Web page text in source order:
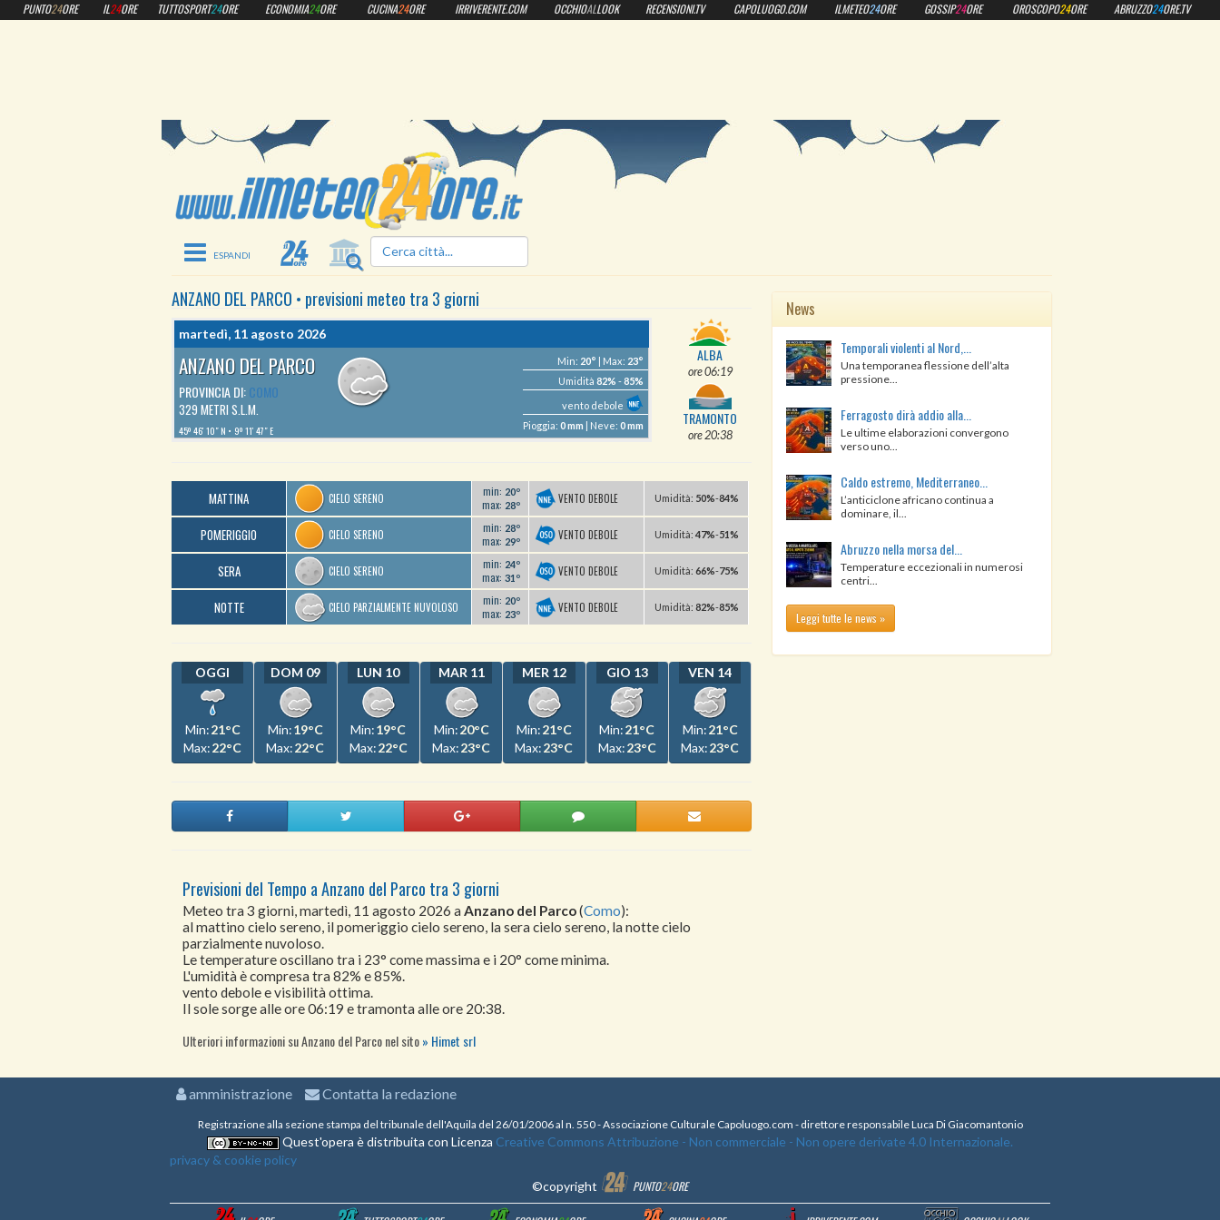
ilmeteo24ore.it
Toggle navigation
ANZANO DEL PARCO • previsioni meteo tra 3 giorni
martedì, 11 agosto 2026
ANZANO DEL PARCO
PROVINCIA DI:COMO
329 METRI S.L.M.
45º 46′ 10″ N 9º 11′ 47″ E
Min: 20° | Max: 23°
Umidità82%-85%
vento debole
Pioggia:0 mm | Neve:0 mm
ALBA
ore 06:19
TRAMONTO
ore 20:38
MATTINA CIELO SERENO min: 20º
max: 28º VENTO DEBOLE Umidità: 50%-84%
POMERIGGIO CIELO SERENO min: 28º
max: 29º VENTO DEBOLE Umidità: 47%-51%
SERA CIELO SERENO min: 24º
max: 31º VENTO DEBOLE Umidità: 66%-75%
NOTTE CIELO PARZIALMENTE NUVOLOSO min: 20º
max: 23º VENTO DEBOLE Umidità: 82%-85%
OGGI
Min:21°C
Max:22°C
DOM 09
Min:19°C
Max:22°C
LUN 10
Min:19°C
Max:22°C
MAR 11
Min:20°C
Max:23°C
MER 12
Min:21°C
Max:23°C
GIO 13
Min:21°C
Max:23°C
VEN 14
Min:21°C
Max:23°C
Previsioni del Tempo a Anzano del Parco tra 3 giorni
Meteo tra 3 giorni, martedì, 11 agosto 2026 a Anzano del Parco(Como):
al mattino cielo sereno, il pomeriggio cielo sereno, la sera cielo sereno, la notte cielo
parzialmente nuvoloso.
Le temperature oscillano tra i 23° come massima e i 20° come minima.
L'umidità è compresa tra 82% e 85%.
vento debole e visibilità ottima.
Il sole sorge alle ore 06:19 e tramonta alle ore 20:38.
Ulteriori informazioni su Anzano del Parco nel sito Himet srl
News
Temporali violenti al Nord,...
Una temporanea flessione dell’alta
pressione...
Ferragosto dirà addio alla...
Le ultime elaborazioni convergono
verso uno...
Caldo estremo, Mediterraneo...
L’anticiclone africano continua a
dominare, il...
Abruzzo nella morsa del...
Temperature eccezionali in numerosi
centri...
Leggi tutte le news »
PUNTO24ORE IL24ORE TUTTOSPORT24ORE ECONOMIA24ORE CUCINA24ORE IRRIVERENTE.COM OCCHIOALLOOK RECENSIONI.TV CAPOLUOGO.COM ILMETEO24ORE GOSSIP24ORE OROSCOPO24ORE ABRUZZO24ORE.TV
amministrazione Contatta la redazione
Registrazione alla sezione stampa del tribunale dell'Aquila del 26/01/2006 al n. 550 - Associazione Culturale Capoluogo.com - direttore responsabile Luca Di Giacomantonio
Quest'opera è distribuita con Licenza Creative Commons Attribuzione - Non commerciale - Non opere derivate 4.0 Internazionale.
privacy & cookie policy
©copyright
PUNTO24ORE